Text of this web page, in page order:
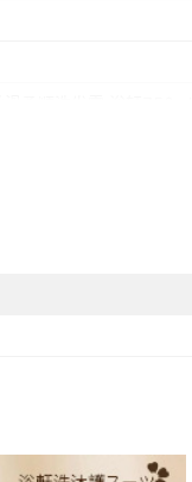
滑柔顺洗发露,浴轩